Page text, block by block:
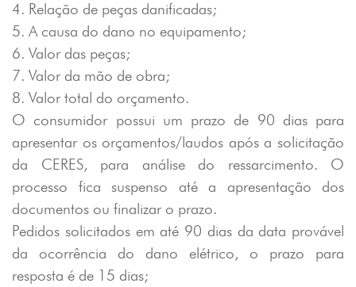
4. Relação de peças danificadas;
5. A causa do dano no equipamento;
6. Valor das peças;
7. Valor da mão de obra;
8. Valor total do orçamento.
O consumidor possui um prazo de 90 dias para
apresentar os orçamentos/laudos após a solicitação
da CERES, para análise do ressarcimento. O
processo fica suspenso até a apresentação dos
documentos ou finalizar o prazo.
Pedidos solicitados em até 90 dias da data provável
da ocorrência do dano elétrico, o prazo para
resposta é de 15 dias;